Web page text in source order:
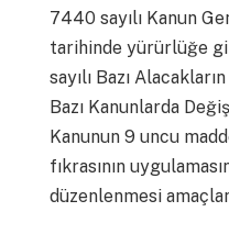
7440 sayılı Kanun
tarihinde yürürlüğe
sayılı Bazı
Bazı Kanunlarda
Kanunun 9 uncu
fıkrasının
düzenlenmesi